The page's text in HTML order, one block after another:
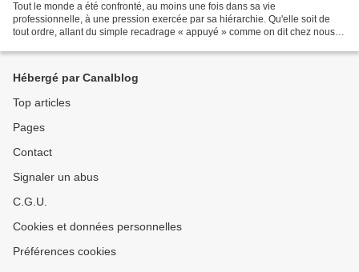
Tout le monde a été confronté, au moins une fois dans sa vie
professionnelle, à une pression exercée par sa hiérarchie. Qu'elle soit de
tout ordre, allant du simple recadrage « appuyé » comme on dit chez nous,
Hébergé par Canalblog
Top articles
Pages
Contact
Signaler un abus
C.G.U.
Cookies et données personnelles
Préférences cookies